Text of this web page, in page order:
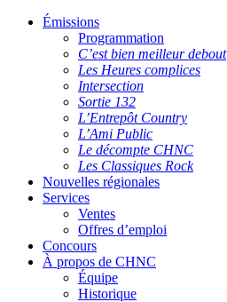
Émissions
Programmation
C’est bien meilleur debout
Les Heures complices
Intersection
Sortie 132
L’Entrepôt Country
L’Ami Public
Le décompte CHNC
Les Classiques Rock
Nouvelles régionales
Services
Ventes
Offres d’emploi
Concours
À propos de CHNC
Équipe
Historique